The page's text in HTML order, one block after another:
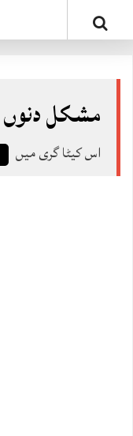
مشکل دنوں
اس کیٹا گری میں